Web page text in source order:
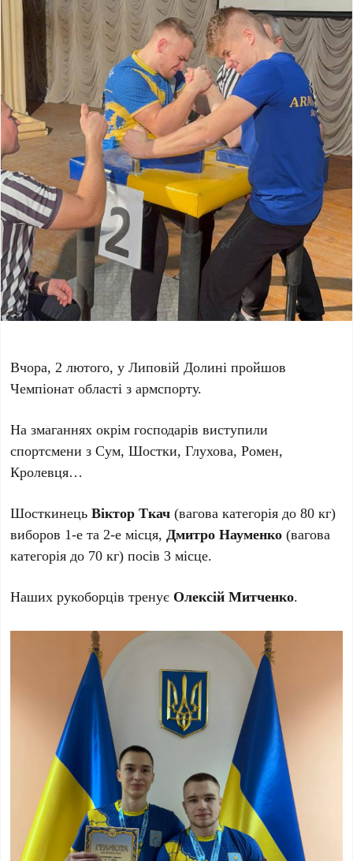
Вчора, 2 лютого, у Липовій Долині пройшов
Чемпіонат області з армспорту.
На змаганнях окрім господарів виступили
спортсмени з Сум, Шостки, Глухова, Ромен,
Кролевця…
ШосткинецьВіктор Ткач (вагова категорія до 80 кг)
виборов 1-е та 2-е місця,Дмитро Науменко(вагова
категорія до 70 кг) посів 3 місце.
Наших рукоборців тренує Олексій Митченко.